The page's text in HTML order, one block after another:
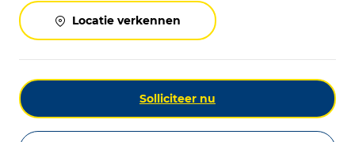
Locatie verkennen
Solliciteer nu